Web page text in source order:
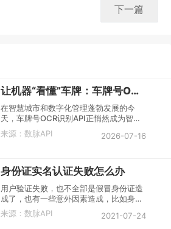
下一篇
让机器“看懂”车牌：车牌号OCR识别API技术全解析
在智慧城市和数字化管理蓬勃发展的今
天，车牌号OCR识别API正悄然成为智能
交通领域不可或缺的基础设施。从高速公
路的无感通行，到停车场出入口的自动抬
登记模式转变为毫秒级的自动化识别。
来源：数脉API 2026-07-16
身份证实名认证失败怎么办
用户验证失败，也不全部是假冒身份证造
成了，也有一些意外因素造成，比如身份
证持有人刚服完兵役或者刚刚修改过名
字，那么就需要一段时间才会更新，然后
来源：数脉API 2021-07-24